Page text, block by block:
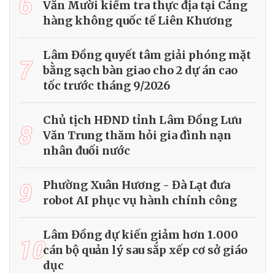
Văn Mười kiểm tra thực địa tại Cảng
hàng không quốc tế Liên Khương
7
Lâm Đồng quyết tâm giải phóng mặt
bằng sạch bàn giao cho 2 dự án cao
tốc trước tháng 9/2026
8
Chủ tịch HĐND tỉnh Lâm Đồng Lưu
Văn Trung thăm hỏi gia đình nạn
nhân đuối nước
9
Phường Xuân Hương - Đà Lạt đưa
robot AI phục vụ hành chính công
10Lâm Đồng dự kiến giảm hơn 1.000
cán bộ quản lý sau sắp xếp cơ sở giáo
dục